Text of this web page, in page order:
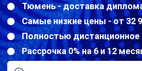
Тюмень - доставка
Самые низкие цены - от 32
Полностью дистанционное
Рассрочка 0% на 6 и 12